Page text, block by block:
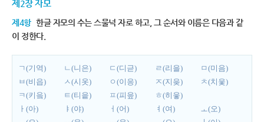
제2장 자모
제4항 한글 자모의 수는 스물넉 자로 하고, 그 순서와 이름은 다음과 같
이 정한다.
ㄱ(기역) ㄴ(니은) ㄷ(디귿) ㄹ(리을)
ㅁ(미음)
ㅂ(비읍)
ㅅ(시옷) ㅇ(이응) ㅈ(지읒)
ㅊ(치읓)
ㅋ(키읔)
ㅌ(티읕) ㅍ(피읖)
ㅎ(히읗)
ㅏ(아)
ㅑ(야) ㅓ(어) ㅕ(여)
ㅗ(오)